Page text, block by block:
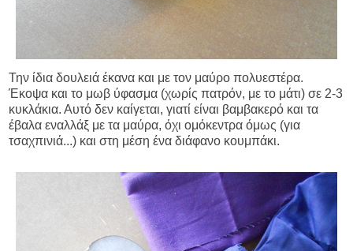
Την ίδια δουλειά έκανα και με τον μαύρο πολυεστέρα.
Έκοψα και το μωβ ύφασμα (χωρίς πατρόν, με το μάτι) σε 2-3
κυκλάκια. Αυτό δεν καίγεται, γιατί είναι βαμβακερό και τα
έβαλα εναλλάξ με τα μαύρα, όχι ομόκεντρα όμως (για
τσαχπινιά...) και στη μέση ένα διάφανο κουμπάκι.